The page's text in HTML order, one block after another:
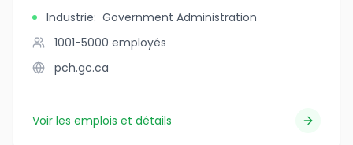
Industrie: Government Administration
1001-5000 employés
pch.gc.ca
Voir les emplois et détails